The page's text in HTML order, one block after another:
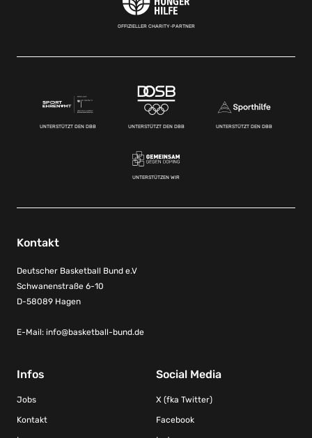
OFFIZIELLER CHARITY-PARTNER
UNTERSTÜTZT DEN DBB UNTERSTÜTZT DEN DBB UNTERSTÜTZT DEN DBB
UNTERSTÜTZEN WIR
Kontakt
Deutscher Basketball Bund e.V
Schwanenstraße 6-10
D-58089 Hagen
E-Mail: info@basketball-bund.de
Infos
Jobs
Kontakt
Social Media
X (fka Twitter)
Facebook